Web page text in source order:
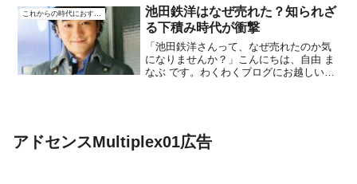
プリの失敗から学び、顧客の声に耳を
傾...
池田鉄洋はなぜ売れた？知られざ
る下積み時代が衝撃
「池田鉄洋さんって、なぜ売れたのか気
になりませんか？」こんにちは、自由 ま
なぶ です。わくわくブログにお越しいた
アドセンスMultiplex01広告